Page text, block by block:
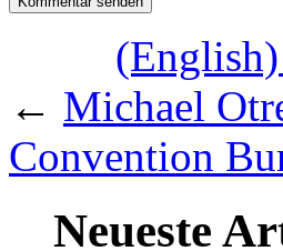
← Michael
Convention
Neueste